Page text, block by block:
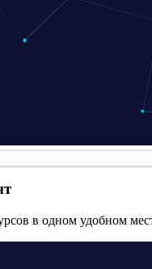
в одном удобном